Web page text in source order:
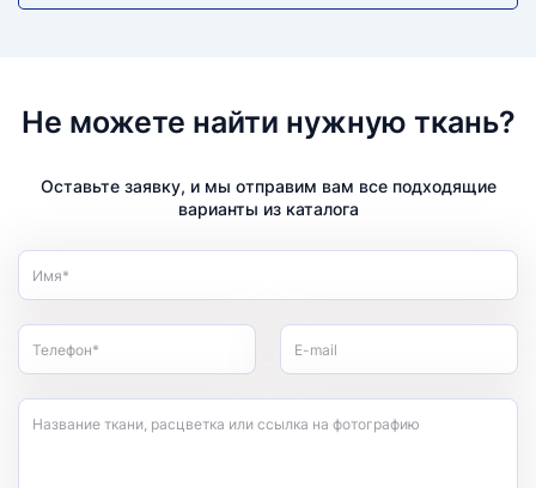
Не можете найти нужную ткань?
Оставьте заявку, и мы отправим вам все подходящие
варианты из каталога
Имя*
Телефон* E-mail
Название ткани, расцветка или ссылка на фотографию